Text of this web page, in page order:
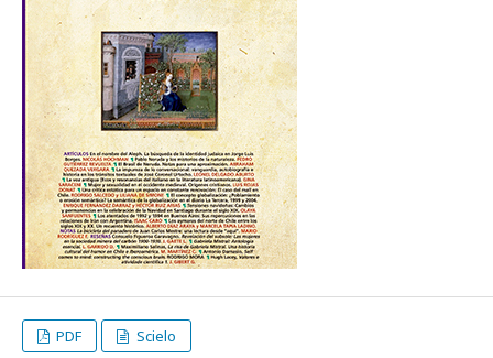
PDF Scielo